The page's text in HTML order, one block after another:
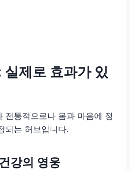
제로 효과가 있
전통적으로나 몸과 마음에 정
되는 허브입니다.
강의 영웅